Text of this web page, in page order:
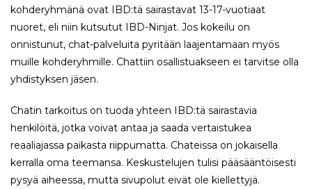
kohderyhmänä ovat IBD:tä sairastavat 13-17-vuotiaat
nuoret, eli niin kutsutut IBD-Ninjat. Jos kokeilu on
onnistunut, chat-palveluita pyritään laajentamaan myös
muille kohderyhmille. Chattiin osallistuakseen ei tarvitse olla
yhdistyksen jäsen.
Chatin tarkoitus on tuoda yhteen IBD:tä sairastavia
henkilöitä, jotka voivat antaa ja saada vertaistukea
reaaliajassa paikasta riippumatta. Chateissa on jokaisella
kerralla oma teemansa. Keskustelujen tulisi pääsääntöisesti
pysyä aiheessa, mutta sivupolut eivät ole kiellettyjä.